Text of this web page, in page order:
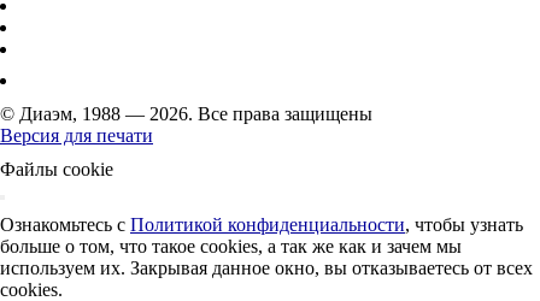
© Диаэм, 1988 — 2026. Все права защищены
Версия для печати
Файлы cookie
Ознакомьтесь с Политикой конфиденциальности, чтобы узнать
больше о том, что такое cookies, а так же как и зачем мы
используем их. Закрывая данное окно, вы отказываетесь от всех
cookies.